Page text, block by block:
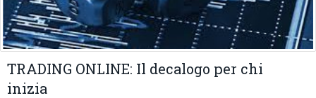
TRADING ONLINE: Il decalogo per chi
inizia